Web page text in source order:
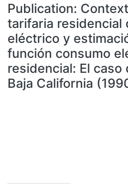
Statistics
Publication:
tarifaria residencial
eléctrico y
función consumo
residencial: El caso
Baja California